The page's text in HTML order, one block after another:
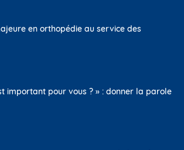
en orthopédie au service des
important pour vous ? » : donner la parole